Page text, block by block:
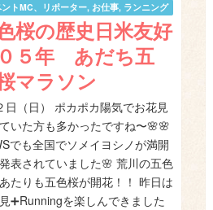
ントMC、リポーター, お仕事, ランニング
桜の歴史日米友好
５年 あだち五
マラソン
日（日） ポカポカ陽気でお花見
いた方も多かったですね〜🌸🌸
でも全国でソメイヨシノが満開
表されていました🌸 荒川の五色
たりも五色桜が開花！！ 昨日は
➕Runningを楽しんできました